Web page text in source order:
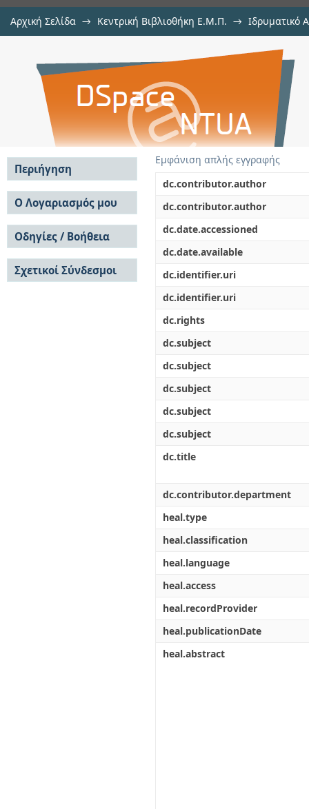
Αρχική Σελίδα → Κεντρική Βιβλιοθήκη Ε.Μ.Π. → Ιδρυματικό
Ολοκληρωμένο περιβάλλον
Εμφάνιση απλής εγγραφής
dc.contributor.author
dc.contributor.author
dc.date.accessioned
dc.date.available
dc.identifier.uri
dc.identifier.uri
dc.rights
dc.subject
dc.subject
dc.subject
dc.subject
dc.subject
dc.title
dc.contributor.department
heal.type
heal.classification
heal.language
heal.access
heal.recordProvider
heal.publicationDate
heal.abstract
Περιήγηση
Σε όλο το DSpace
Κοινότητες & Συλλογές
Ανά Ημερομηνία
Έκδοσης
Συγγραφείς
Τίτλοι
Θέματα
Ο Λογαριασμός μου
Σύνδεση
Εγγραφή
Οδηγίες / Βοήθεια
Οδηγίες Υποβολής
Οδηγίες Χρήσης ΙΑ
Συχνές Ερωτήσεις
Σχετικοί Σύνδεσμοι